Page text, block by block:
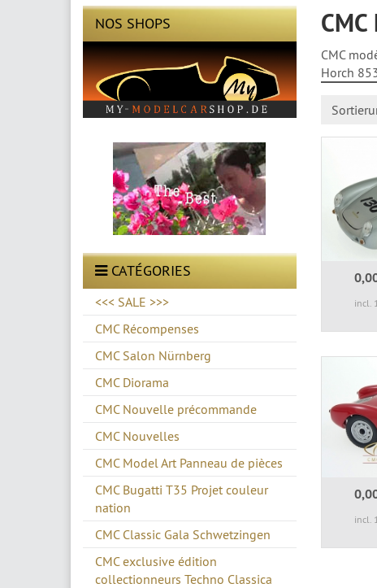
NOS SHOPS
CATÉGORIES
<<< SALE >>>
CMC Récompenses
CMC Salon Nürnberg
CMC Diorama
CMC Nouvelle précommande
CMC Nouvelles
CMC Model Art Panneau de pièces
CMC Bugatti T35 Projet couleur
nation
CMC Classic Gala Schwetzingen
CMC exclusive édition
collectionneurs Techno Classica
CMC
Horch
incl.
incl.